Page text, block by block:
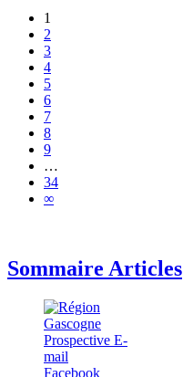
1
2
3
4
5
6
7
8
9
…
34
∞
Sommaire Articles